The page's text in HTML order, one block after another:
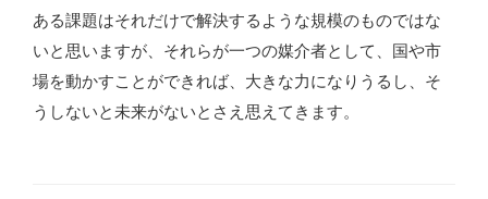
ある課題はそれだけで解決するような規模のものではな
いと思いますが、それらが一つの媒介者として、国や市
場を動かすことができれば、大きな力になりうるし、そ
うしないと未来がないとさえ思えてきます。